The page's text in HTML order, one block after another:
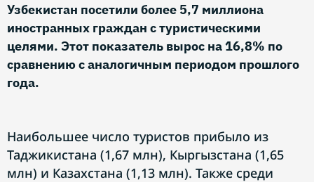
Узбекистан посетили более 5,7 миллиона
иностранных граждан с туристическими
целями. Этот показатель вырос на 16,8% по
сравнению с аналогичным периодом прошлого
года.
Наибольшее число туристов прибыло из
Таджикистана (1,67 млн), Кыргызстана (1,65
млн) и Казахстана (1,13 млн). Также среди